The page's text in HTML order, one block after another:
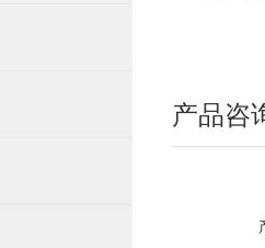
产品咨